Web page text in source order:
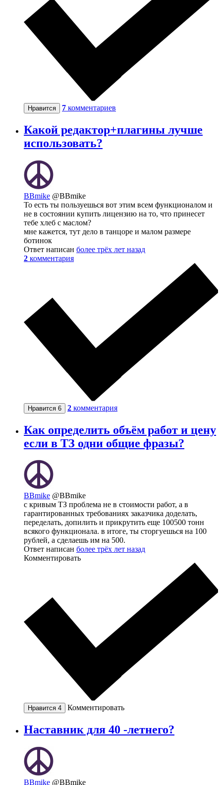
Нравится 7 комментариев
Какой редактор+плагины лучше
использовать?
BBmike @BBmike
То есть ты пользуешься вот этим всем функционалом и
не в состоянии купить лицензию на то, что принесет
тебе хлеб с маслом?
мне кажется, тут дело в танцоре и малом размере
ботинок
Ответ написан более трёх лет назад
2 комментария
Нравится 6 2 комментария
Как определить объём работ и цену
если в ТЗ одни общие фразы?
BBmike @BBmike
с кривым ТЗ проблема не в стоимости работ, а в
гарантированных требованиях заказчика доделать,
переделать, допилить и прикрутить еще 100500 тонн
всякого функционала. в итоге, ты сторгуешься на 100
рублей, а сделаешь им на 500.
Ответ написан более трёх лет назад
Комментировать
Нравится 4 Комментировать
Наставник для 40 -летнего?
BBmike @BBmike